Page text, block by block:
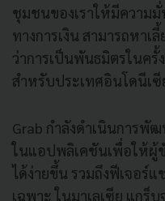
ชุมชนของเราให้มีความ
ทางการเงิน สามารถหาเ
ว่าการเป็นพันธมิตรในค
สำหรับประเทศอินโดนีเ
Grab กำลังดำเนินการพั
ในแอปพลิเคชันเพื่อให้ผู้
ได้ง่ายขึ้น รวมถึงฟีเจอร์
เฉพาะ ในมาเลเซีย แก